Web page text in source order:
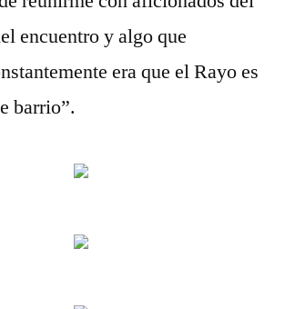
encuentro y algo que
era que el Rayo es
barrio”.